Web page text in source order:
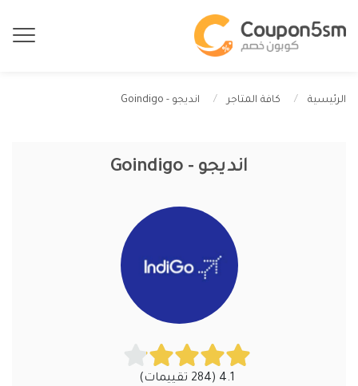
الرئيسية كافة المتاجر انديجو - Goindigo
انديجو - Goindigo
4.1 (284 تقييمات)